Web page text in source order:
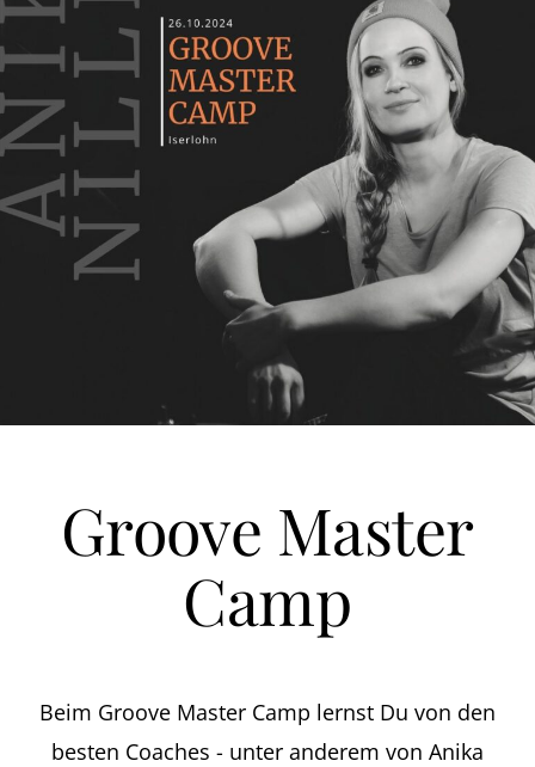
Groove Master
Camp
Beim Groove Master Camp lernst Du von den
besten Coaches - unter anderem von Anika